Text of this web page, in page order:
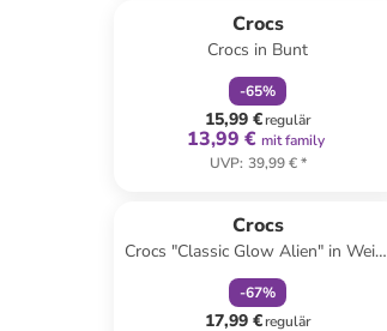
Crocs
Crocs in Bunt
-65%
15,99 €regulär
13,99 € mit family
UVP: 39,99 €*
Crocs
Crocs "Classic Glow Alien" in Weiß/
Grün
-67%
17,99 €regulär